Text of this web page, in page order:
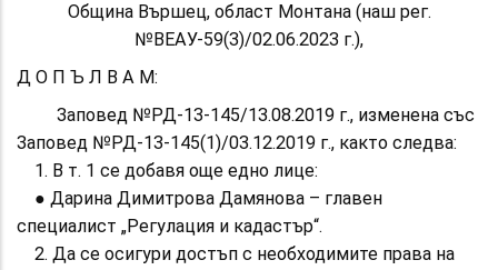
Община Вършец, област Монтана (наш рег.
№ВЕАУ-59(3)/02.06.2023 г.),
Д О П Ъ Л В А М:
Заповед №РД-13-145/13.08.2019 г., изменена със
Заповед №РД-13-145(1)/03.12.2019 г., както следва:
1. В т. 1 се добавя още едно лице:
● Дарина Димитрова Дамянова – главен
специалист „Регулация и кадастър“.
2. Да се осигури достъп с необходимите права на